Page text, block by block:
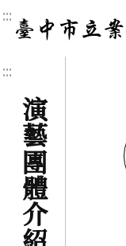
::: 臺中市
:::
演藝團體介紹